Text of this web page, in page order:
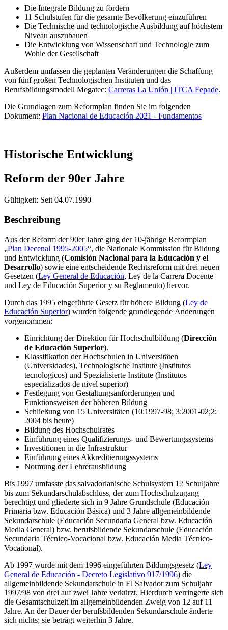
Die Integrale Bildung zu fördern
11 Schulstufen für die gesamte Bevölkerung einzuführen
Die Technische und technologische Ausbildung auf höchstem
Niveau auszubauen
Die Entwicklung von Wissenschaft und Technologie zum
Wohle der Gesellschaft
Außerdem umfassen die geplanten Veränderungen die Schaffung
von fünf großen Technologischen Instituten und das
Berufsbildungsmodell Megatec: Carreras La Unión | ITCA Fepade.
Die Grundlagen zum Reformplan finden Sie im folgenden
Dokument: Plan Nacional de Educación 2021 - Fundamentos
Historische Entwicklung
Reform der 90er Jahre
Gültigkeit: Seit 04.07.1990
Beschreibung
Aus der Reform der 90er Jahre ging der 10-jährige Reformplan
„Plan Decenal 1995-2005“, die Nationale Kommission für Bildung
und Entwicklung (Comisión Nacional para la Educación y el
Desarrollo) sowie eine entscheidende Rechtsreform mit drei neuen
Gesetzen (Ley General de Educación, Ley de la Carrera Docente
und Ley de Educación Superior y su Reglamento) hervor.
Durch das 1995 eingeführte Gesetz für höhere Bildung (Ley de
Educación Superior) wurden folgende grundlegende Änderungen
vorgenommen:
Einrichtung der Direktion für Hochschulbildung (Dirección
de Educación Superior).
Klassifikation der Hochschulen in Universitäten
(Universidades), Technologische Institute (Institutos
tecnologicos) und Spezialisierte Institute (Institutos
especializados de nivel superior)
Festlegung von Gestaltungsanforderungen und
Funktionsweisen der höheren Bildung
Schließung von 15 Universitäten (10:1997-98; 3:2001-02;2:
2004 bis heute)
Bildung des Hochschulrates
Einführung eines Qualifizierungs- und Bewertungssystems
Investitionen in die Infrastruktur
Einführung eines Akkreditierungssystems
Normung der Lehrerausbildung
Bis 1997 umfasste das salvadorianische Schulsystem 12 Schuljahre
bis zum Sekundarschulabschluss, der zum Hochschulzugang
berechtigt und gliederte sich in 9 Jahre Grundschule (Educación
Primaria bzw. Educación Básica) und 3 Jahre allgemeinbildende
Sekundarschule (Educación Secundaria General bzw. Educación
Media General) bzw. berufsbildende Sekundarschule (Educación
Secundaria Técnico-Vocacional bzw. Educación Media Técnico-
Vocational).
Ab 1997 wurde mit dem 1996 eingeführten Bildungsgesetz (Ley
General de Educación - Decreto Legislativo 917/1996) die
allgemeinbildende Sekundarschule in El Salvador zum Schuljahr
1997/98 von drei auf zwei Jahre verkürzt. Hierdurch verringerte sich
die Gesamtschulzeit im allgemeinbildenden Zweig von 12 auf 11
Jahre. An der Dauer der berufsbildenden Sekundarschule änderte
sich nichts; sie beträgt weiterhin 3 Jahre.